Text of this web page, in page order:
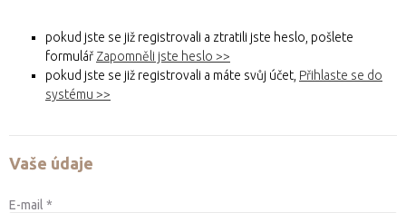
pokud jste se již registrovali a ztratili jste heslo, pošlete
formulář Zapomněli jste heslo >>
pokud jste se již registrovali a máte svůj účet, Přihlaste se do
systému >>
Vaše údaje
E-mail *